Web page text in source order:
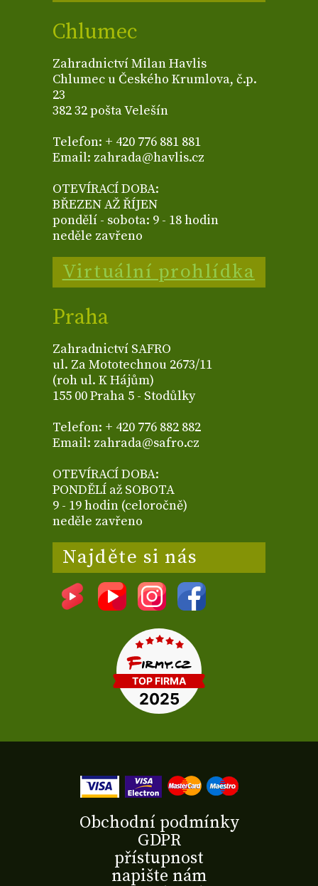
Chlumec
Zahradnictví Milan Havlis
Chlumec u Českého Krumlova, č.p.
23
382 32 pošta Velešín
Telefon: + 420 776 881 881
Email: zahrada@havlis.cz
OTEVÍRACÍ DOBA:
BŘEZEN AŽ ŘÍJEN
pondělí - sobota: 9 - 18 hodin
neděle zavřeno
Virtuální prohlídka
Praha
Zahradnictví SAFRO
ul. Za Mototechnou 2673/11
(roh ul. K Hájům)
155 00 Praha 5 - Stodůlky
Telefon: + 420 776 882 882
Email: zahrada@safro.cz
OTEVÍRACÍ DOBA:
PONDĚLÍ až SOBOTA
9 - 19 hodin (celoročně)
neděle zavřeno
Najděte si nás
Obchodní podmínky
GDPR
přístupnost
napište nám